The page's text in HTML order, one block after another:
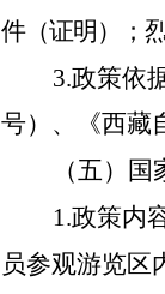
件（证明）；
3.政策依
号）、《西藏
（五）
1.政策内
员参观游览区